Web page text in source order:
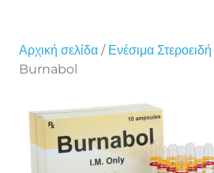
Αρχική σελίδα / Ενέσιμα Στεροειδή
Burnabol